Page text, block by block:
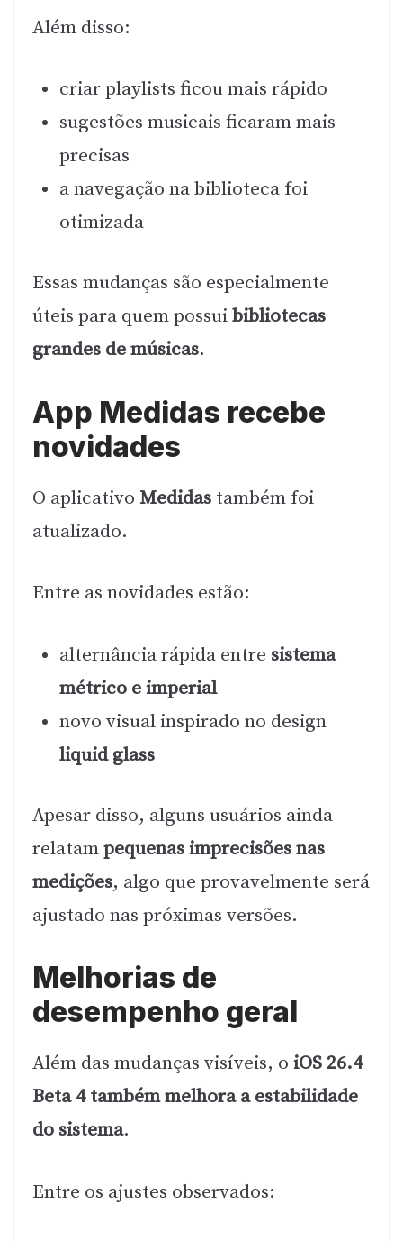
Além disso:
criar playlists ficou mais rápido
sugestões musicais ficaram mais
precisas
a navegação na biblioteca foi
otimizada
Essas mudanças são especialmente
úteis para quem possuibibliotecas
grandes de músicas.
App Medidas recebe
novidades
O aplicativo Medidas também foi
atualizado.
Entre as novidades estão:
alternância rápida entre sistema
métrico e imperial
novo visual inspirado no design
liquid glass
Apesar disso, alguns usuários ainda
relatampequenas imprecisões nas
medições, algo que provavelmente será
ajustado nas próximas versões.
Melhorias de
desempenho geral
Além das mudanças visíveis, o iOS 26.4
Beta 4 também melhora a estabilidade
do sistema.
Entre os ajustes observados: